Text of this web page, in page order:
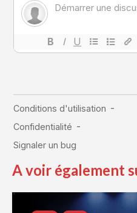
A voir également